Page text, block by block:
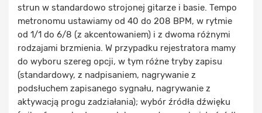
strun w standardowo strojonej gitarze i basie. Tempo
metronomu ustawiamy od 40 do 208 BPM, w rytmie
od 1/1 do 6/8 (z akcentowaniem) i z dwoma różnymi
rodzajami brzmienia. W przypadku rejestratora mamy
do wyboru szereg opcji, w tym różne tryby zapisu
(standardowy, z nadpisaniem, nagrywanie z
podsłuchem zapisanego sygnału, nagrywanie z
aktywacją progu zadziałania); wybór źródła dźwięku